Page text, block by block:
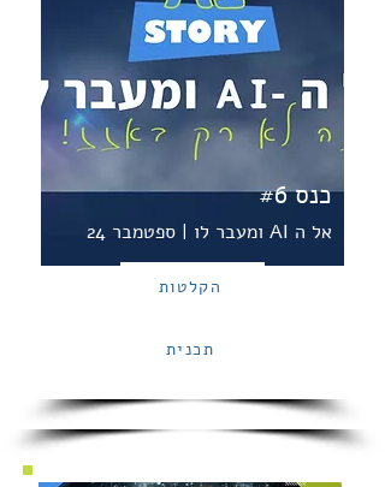
כנס #6
אל ה AI ומעבר לו | ספטמבר 24
הקלטות
תכנית